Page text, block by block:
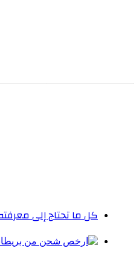
كل ما تحتاج إلى